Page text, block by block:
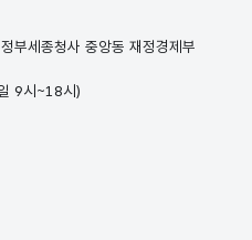
부세종청사 중앙동 재정경제부
9시~18시)